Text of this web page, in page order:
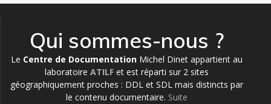
Qui sommes-nous ?
Le Centre de Documentation Michel Dinet appartient au
laboratoire ATILF et est réparti sur 2 sites
géographiquement proches : DDL et SDL mais distincts par
le contenu documentaire. Suite